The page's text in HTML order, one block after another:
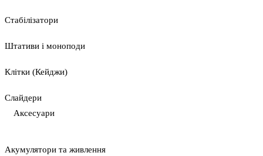
Стабілізатори
Штативи і моноподи
Клітки (Кейджи)
Слайдери
Аксесуари
Акумулятори та живлення